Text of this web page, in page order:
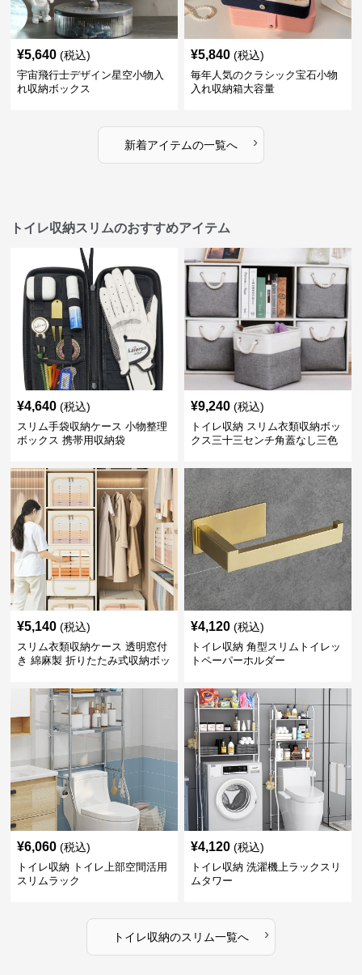
¥5,640 (税込)
宇宙飛行士デザイン星空小物入
れ収納ボックス
¥5,840 (税込)
毎年人気のクラシック宝石小物
入れ収納箱大容量
新着アイテムの一覧へ ›
トイレ収納スリムのおすすめアイテム
¥4,640 (税込)
スリム手袋収納ケース 小物整理
ボックス 携帯用収納袋
¥9,240 (税込)
トイレ収納 スリム衣類収納ボッ
クス三十三センチ角蓋なし三色
¥5,140 (税込)
スリム衣類収納ケース 透明窓付
き 綿麻製 折りたたみ式収納ボッ
¥4,120 (税込)
トイレ収納 角型スリムトイレッ
トペーパーホルダー
¥6,060 (税込)
トイレ収納 トイレ上部空間活用
スリムラック
¥4,120 (税込)
トイレ収納 洗濯機上ラックスリ
ムタワー
トイレ収納のスリム一覧へ ›